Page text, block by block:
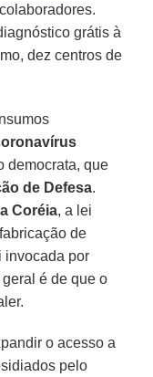
grátis à
dez centros de
democrata, que
de Defesa.
Coréia, a lei
de
invocada por
é de que o
o acesso a
pelo